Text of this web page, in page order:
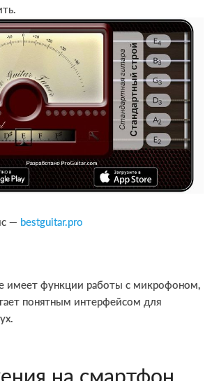
— bestguitar.pro
имеет функции работы с микрофоном,
понятным интерфейсом для